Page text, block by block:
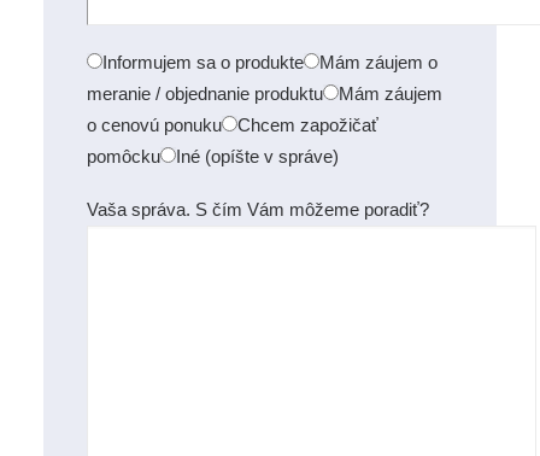
Informujem sa o produkte
Mám záujem o
meranie / objednanie produktu
Mám záujem
o cenovú ponuku
Chcem zapožičať
pomôcku
Iné (opíšte v správe)
Vaša správa. S čím Vám môžeme poradiť?